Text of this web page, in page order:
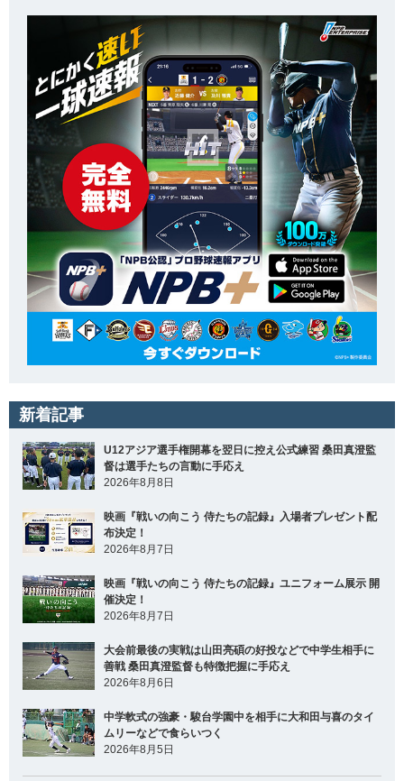
新着記事
U12アジア選手権開幕を翌日に控え公式練習 桑田真澄監
督は選手たちの言動に手応え
2026年8月8日
映画『戦いの向こう 侍たちの記録』入場者プレゼント配
布決定！
2026年8月7日
映画『戦いの向こう 侍たちの記録』ユニフォーム展示 開
催決定！
2026年8月7日
大会前最後の実戦は山田亮碩の好投などで中学生相手に
善戦 桑田真澄監督も特徴把握に手応え
2026年8月6日
中学軟式の強豪・駿台学園中を相手に大和田与喜のタイ
ムリーなどで食らいつく
2026年8月5日